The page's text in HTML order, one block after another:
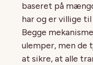
baseret på
har og er villige til
Begge
ulemper, men de
at sikre, at alle